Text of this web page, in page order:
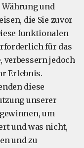
und
die Sie zuvor
funktionalen
für das
verbessern jedoch
Erlebnis.
diese
unserer
um
und was nicht,
und zu